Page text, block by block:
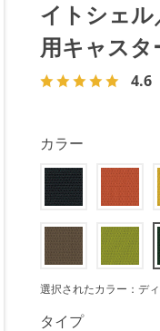
イトシェル
用キャスタ
4.6
カラー
選択されたカラー：デ
タイプ